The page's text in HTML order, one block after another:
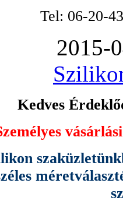
Tel: 06-20-
2015-
Kedves